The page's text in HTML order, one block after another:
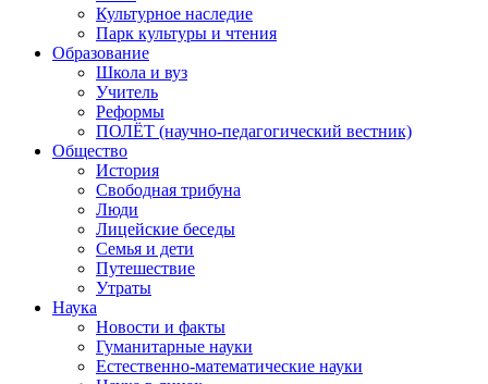
Культурное наследие
Парк культуры и чтения
Образование
Школа и вуз
Учитель
Реформы
ПОЛЁТ (научно-педагогический вестник)
Общество
История
Свободная трибуна
Люди
Лицейские беседы
Семья и дети
Путешествие
Утраты
Наука
Новости и факты
Гуманитарные науки
Естественно-математические науки